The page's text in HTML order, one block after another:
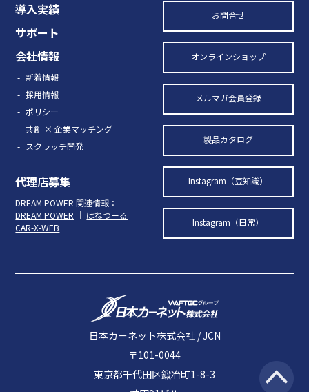
導入実績
サポート
会社情報
新着情報
採用情報
ポリシー
共創 × 企業マッチング
スクラッチ開発
代理店募集
DREAM POWER 関連情報：
DREAM POWER ｜ はねつーる
｜
CAR-X-WEB ｜
お問合せ
オンラインショップ
メルマガ会員登録
製品カタログ
Instagram（豆知識）
Instagram（日常）
日本カーネット株式会社 / JCN
〒101-0044
東京都千代田区鍛冶町1-8-3